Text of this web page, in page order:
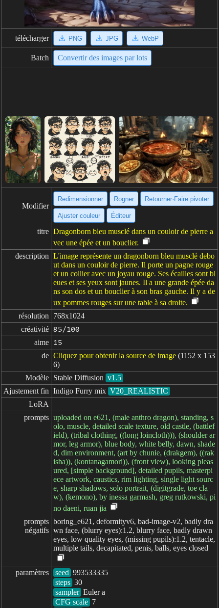
télécharger PNG JPG WebP
Batch Convertir des images par lots
Modifier
Redimensionner Rogner Retourner·Faire pivoter
Ajuster couleur Éditeur
titre Dragonborn bleu musclé dans un couloir de pierre a
vec une épée et un bouclier.
description L'image représente un dragonborn bleu musclé debo
ut dans un couloir de pierre. Il porte un pagne rouge
et un collier avec un joyau rouge. Ses écailles sont bl
eues et ses yeux sont jaunes. Il a une grande épée da
ns son dos et un bouclier à son bras gauche. Il y a de
ux pommes rouges sur une table à sa droite.
résolution
768x1024
créativité 85/100
aime 15
de Cliquez pour obtenir la source de image (1152 x 153
6)
Modèle Stable Diffusion v1.5
Ajustement fin Indigo Furry mix V20_REALISTIC
LoRA
prompts uploaded on e621, (male anthro dragon), standing, s
olo, muscle, detailed scale texture, old castle, (battlef
ield), (tribal clothing, ((long loincloth))), (shoulder ar
mor, leg armor), blue body, white belly, dawn, shade
d, dim environment, (art by chunie, (drakgem), ((rak
isha)), (kontanagamori)), (front view), looking pleas
ured, [simple background], detailed pupils, masterpi
ece artwork, caustics, rim lighting, single light sourc
e, sharp shadows, solo portrait, (digitgrade, toe cla
w), (kemono), by inessa garmash, greg rutkowski, pi
no daeni, ruan jia
prompts
négatifs
boring_e621, deformityv6, bad-image-v2, badly dra
wn face, (blurry eyes):1.2, blurry face, badly drawn
eyes, low quality eyes, (missing pupils):1.2, tentacle,
multiple tails, decapitated, penis, balls, eyes closed
paramètres seed
steps
sampler
CFG scale